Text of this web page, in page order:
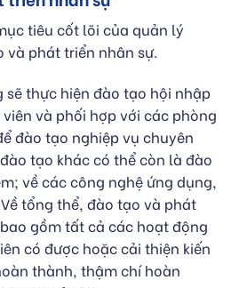
tiêu cốt lõi của quản lý
và phát triển nhân sự.
sẽ thực hiện đào tạo hội nhập
và phối hợp với các phòng
đào tạo nghiệp vụ chuyên
tạo khác có thể còn là đào
về các công nghệ ứng dụng,
tổng thể, đào tạo và phát
gồm tất cả các hoạt động
có được hoặc cải thiện kiến
thành, thậm chí hoàn